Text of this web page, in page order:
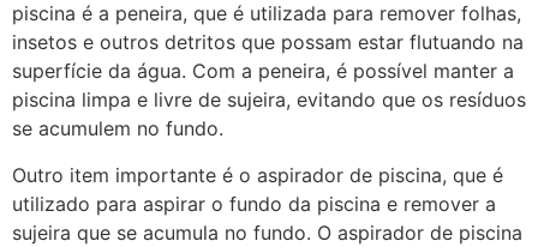
piscina é a peneira, que é utilizada para remover folhas,
insetos e outros detritos que possam estar flutuando na
superfície da água. Com a peneira, é possível manter a
piscina limpa e livre de sujeira, evitando que os resíduos
se acumulem no fundo.
Outro item importante é o aspirador de piscina, que é
utilizado para aspirar o fundo da piscina e remover a
sujeira que se acumula no fundo. O aspirador de piscina